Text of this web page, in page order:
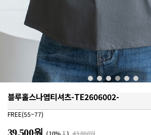
블루홀스나염티셔츠-TE2606002-
FREE(55~77)
39,500원 (10%↓) 43,800원